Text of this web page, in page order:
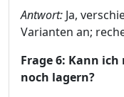
Antwort: Ja,
Varianten an;
Frage 6: Kann
noch lagern?